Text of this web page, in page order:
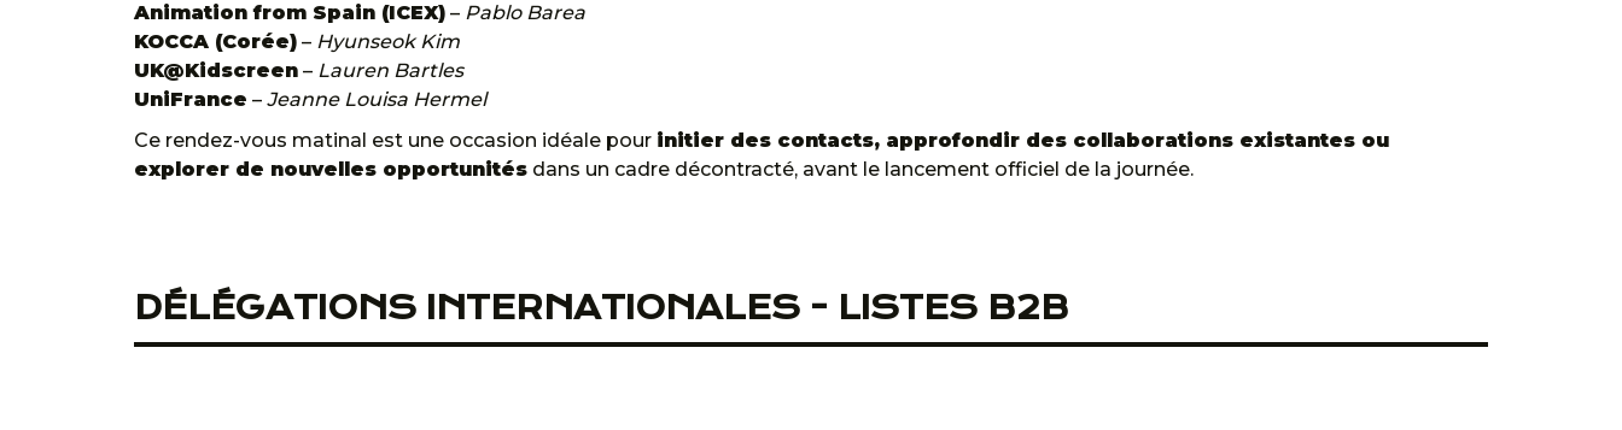
Animation from Spain (ICEX) – Pablo Barea
KOCCA (Corée) – Hyunseok Kim
UK@Kidscreen – Lauren Bartles
UniFrance – Jeanne Louisa Hermel
Ce rendez-vous matinal est une occasion idéale pour initier des contacts, approfondir des collaborations existantes ou
explorer de nouvelles opportunités dans un cadre décontracté, avant le lancement officiel de la journée.
DÉLÉGATIONS INTERNATIONALES - LISTES B2B